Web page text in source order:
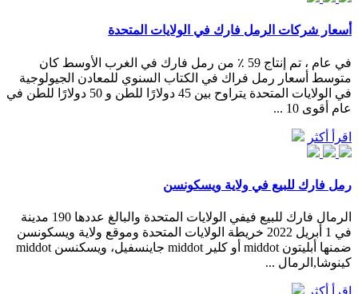
أسعار شركات الرمل فارك في الولايات المتحدة
في عام ، تم إنتاج 59 ٪ من رمل فارك في الغرب الأوسط كان
متوسط أسعار رمل فراك في الكتاب السنوي للمعادن الجيولوجية
في الولايات المتحدة يتراوح بين 45 دولارًا للطن و 50 دولارًا للطن في
عام أقوى 10 ...
اقرأ أكثر
رمل فارك للبيع في ولاية ويسكونسن
الرمال فارك للبيع فيفي الولايات المتحدة والبالغ عددها 190 مدينة
في 1 أبريل 2022 خريطة الولايات المتحدة وموقع ولاية ويسكونسن
ضمنها أبليتون middot أو كلير middot جاينسفيل، ويسكنسن middot
كينوشا,الرمال ...